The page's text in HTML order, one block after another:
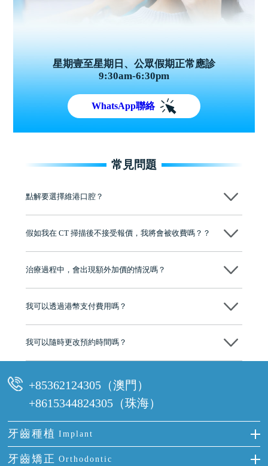
星期壹至星期日、公眾假期正常應診
9:30am-6:30pm
WhatsApp聯絡
常見問題
點解要選擇維港口腔？
維港口腔踐行「醫道濟世」的大學校訓，各分院匯聚來自香港、內地的
牌」、「2025香港企業領袖品牌」，是諾貝爾種植系統全球放心植牙中
至今已服務超過三十個國家和地區的顧客，受到粵港澳大灣區及周邊城
市市民極高的口碑評價及信任推薦 珠海、深圳設有八大分院，香港亦設
有咨詢及服務保障中心，有任何問題都可以隨時預約免費咨詢，讓人十
假如我在 CT 掃描後不接受報價，我將會被收費嗎？？
治療過程中，會出現額外加價的情況嗎？
我可以透過港幣支付費用嗎？
我可以隨時更改預約時間嗎？
可以，請盡早通過wechat或whatsapp聯絡我們，告知我們你原本預約的
+85362124305（澳門）
+8615344824305（珠海）
牙齒種植 Implant
種牙
牙齒矯正 Orthodontic